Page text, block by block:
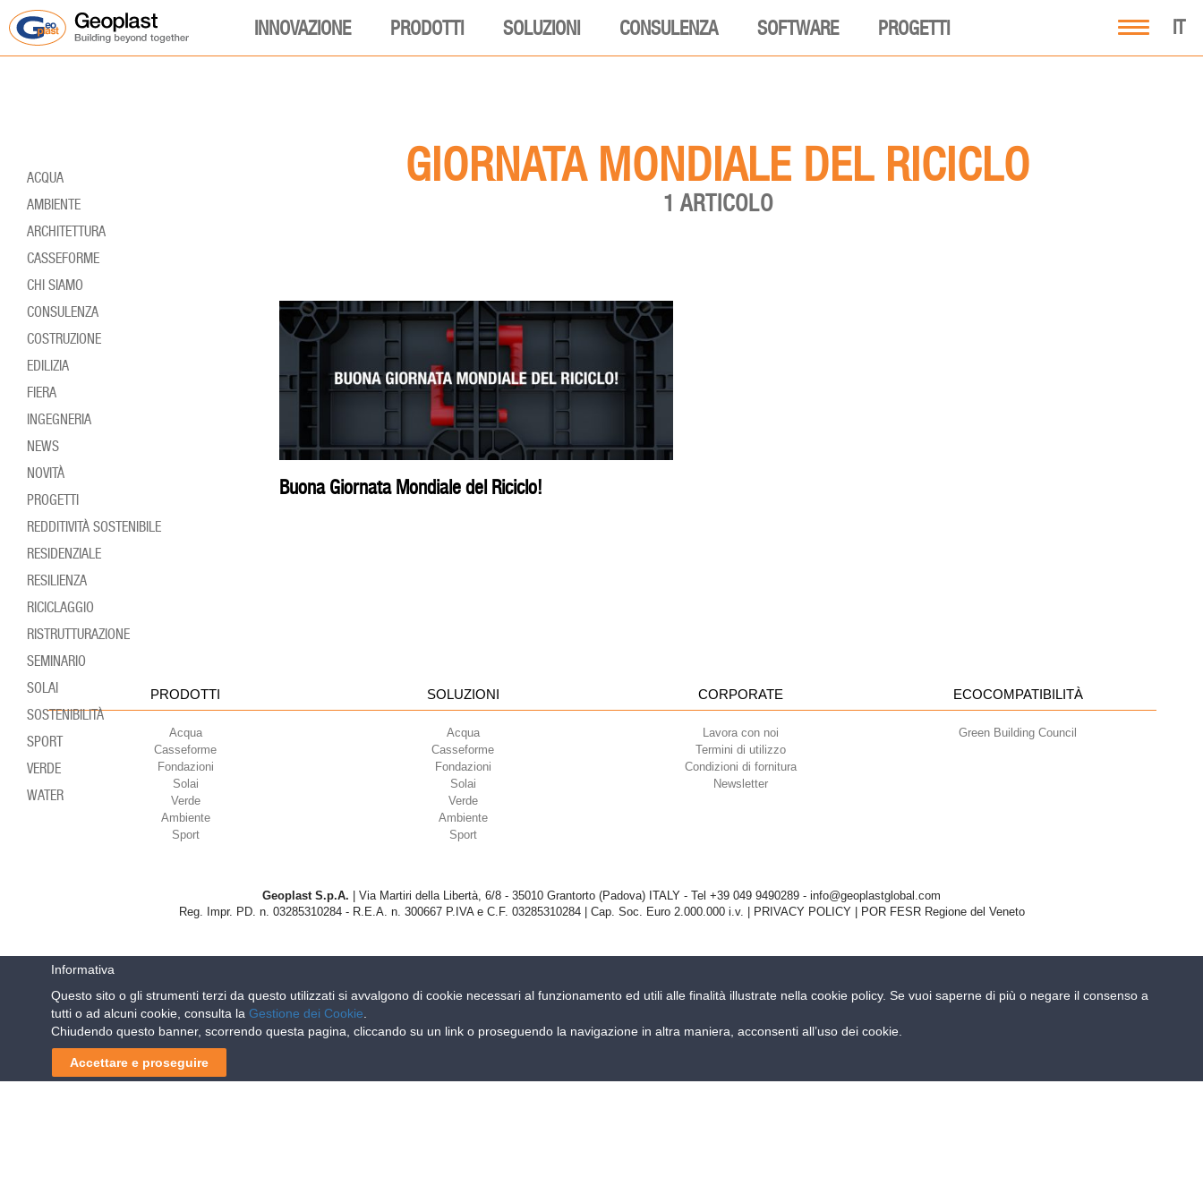
IT
INNOVAZIONE PRODOTTI SOLUZIONI CONSULENZA SOFTWARE PROGETTI
GIORNATA MONDIALE DEL RICICLO
1 ARTICOLO
Buona Giornata Mondiale del Riciclo!
ACQUA
AMBIENTE
ARCHITETTURA
CASSEFORME
CHI SIAMO
CONSULENZA
COSTRUZIONE
EDILIZIA
FIERA
INGEGNERIA
NEWS
NOVITÀ
PROGETTI
REDDITIVITÀ SOSTENIBILE
RESIDENZIALE
RESILIENZA
RICICLAGGIO
RISTRUTTURAZIONE
SEMINARIO
SOLAI
SOSTENIBILITÀ
SPORT
VERDE
WATER
PRODOTTI
Acqua
Casseforme
Fondazioni
Solai
Verde
Ambiente
Sport
SOLUZIONI
Acqua
Casseforme
Fondazioni
Solai
Verde
Ambiente
Sport
CORPORATE
Lavora con noi
Termini di utilizzo
Condizioni di fornitura
Newsletter
ECOCOMPATIBILITÀ
Green Building Council
Geoplast S.p.A. | Via Martiri della Libertà, 6/8 - 35010 Grantorto (Padova) ITALY - Tel +39 049 9490289 - info@geoplastglobal.com
Reg. Impr. PD. n. 03285310284 - R.E.A. n. 300667 P.IVA e C.F. 03285310284 | Cap. Soc. Euro 2.000.000 i.v. | PRIVACY POLICY | POR FESR Regione del Veneto
Informativa
Questo sito o gli strumenti terzi da questo utilizzati si avvalgono di cookie necessari al funzionamento ed utili alle finalità illustrate nella cookie policy. Se vuoi saperne di più o negare il consenso a
tutti o ad alcuni cookie, consulta la Gestione dei Cookie
Chiudendo questo banner, scorrendo questa pagina, cliccando su un link o proseguendo la navigazione in altra maniera, acconsenti all’uso dei cookie.
Accettare e proseguire